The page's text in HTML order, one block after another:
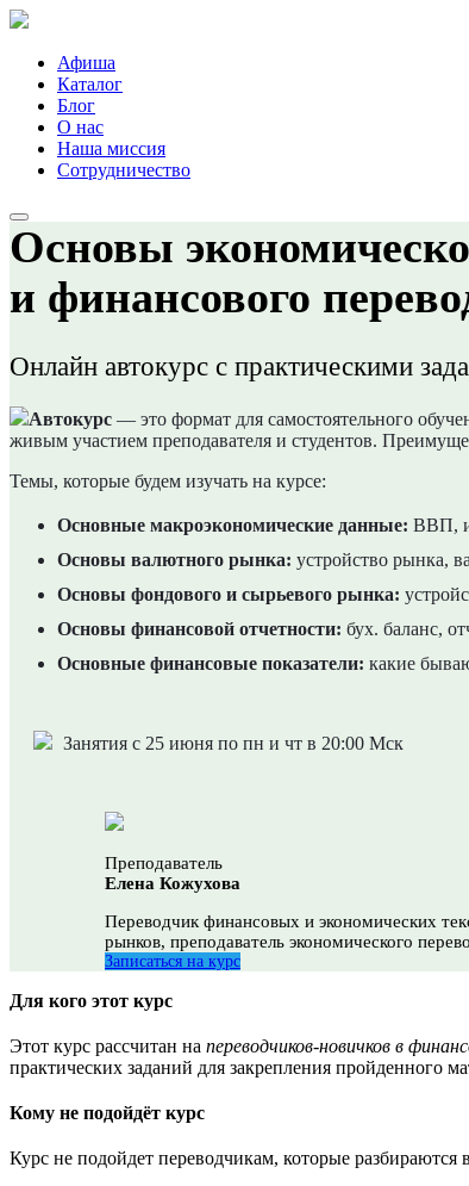
Афиша
Каталог
Блог
О нас
Наша миссия
Сотрудничество
Основы
и финансового
Онлайн автокурс с практическими
Автокурс — это формат для самостоятельного
живым участием преподавателя и студентов.
Темы, которые будем изучать на курсе:
Основные макроэкономические данные: ВВП,
Основы валютного рынка: устройство рынка,
Основы фондового и сырьевого рынка:
Основы финансовой отчетности: бух. баланс,
Основные финансовые показатели: какие
Занятия с 25 июня по пн и чт в 20:00 Мск
Преподаватель
Елена Кожухова
Переводчик финансовых и экономических
рынков, преподаватель экономического
Записаться на курс
Для кого этот курс
Этот курс рассчитан на переводчиков-новичков в
практических заданий для закрепления пройденного
Кому не подойдёт курс
Курс не подойдет переводчикам, которые